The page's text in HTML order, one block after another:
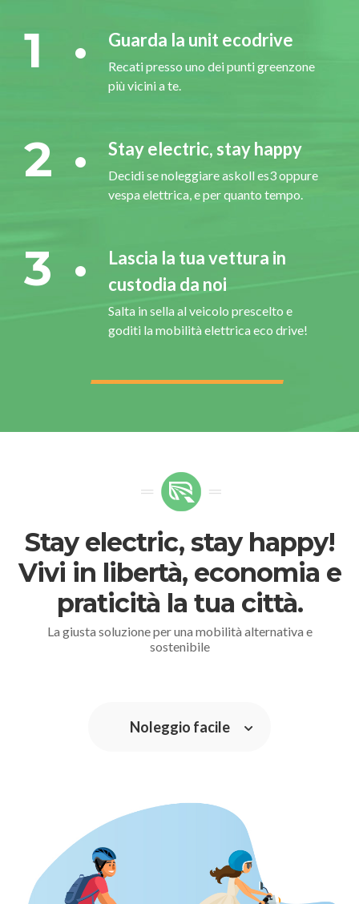
1 Guarda la unit ecodrive
Recati presso uno dei punti greenzone
più vicini a te.
2 Stay electric, stay happy
Decidi se noleggiare askoll es3 oppure
vespa elettrica, e per quanto tempo.
3
Lascia la tua vettura in
custodia da noi
Salta in sella al veicolo prescelto e
goditi la mobilità elettrica eco drive!
Stay electric, stay happy!
Vivi in libertà, economia e
praticità la tua città.
La giusta soluzione per una mobilità alternativa e
sostenibile
Noleggio facile